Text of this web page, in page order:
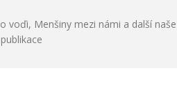
voďi, Menšiny mezi námi a další naše
publikace